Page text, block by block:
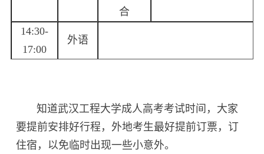
合
14:30-
17:00
外语
知道武汉工程大学成人高考考试时间，大家
要提前安排好行程，外地考生最好提前订票，订
住宿，以免临时出现一些小意外。